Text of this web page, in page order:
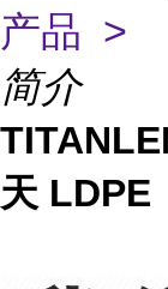
产品 >
简介
天 LDPE